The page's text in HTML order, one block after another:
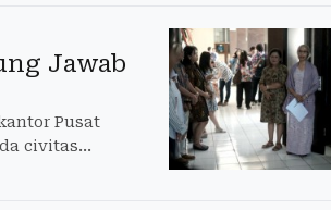
Jawab
Pusat
civitas
digelar untuk